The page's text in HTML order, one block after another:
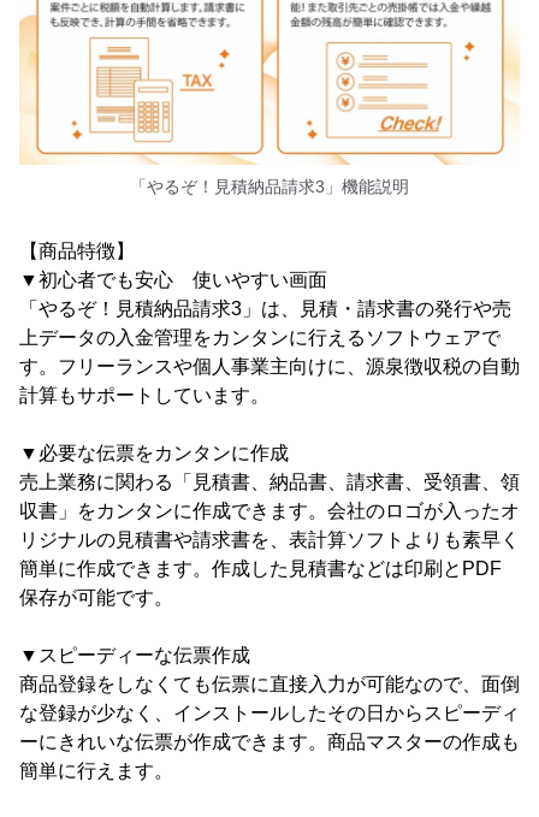
「やるぞ！見積納品請求3」機能説明
【商品特徴】
▼初心者でも安心 使いやすい画面
「やるぞ！見積納品請求3」は、見積・請求書の発行や売
上データの入金管理をカンタンに行えるソフトウェアで
す。フリーランスや個人事業主向けに、源泉徴収税の自動
計算もサポートしています。
▼必要な伝票をカンタンに作成
売上業務に関わる「見積書、納品書、請求書、受領書、領
収書」をカンタンに作成できます。会社のロゴが入ったオ
リジナルの見積書や請求書を、表計算ソフトよりも素早く
簡単に作成できます。作成した見積書などは印刷とPDF
保存が可能です。
▼スピーディーな伝票作成
商品登録をしなくても伝票に直接入力が可能なので、面倒
な登録が少なく、インストールしたその日からスピーディ
ーにきれいな伝票が作成できます。商品マスターの作成も
簡単に行えます。